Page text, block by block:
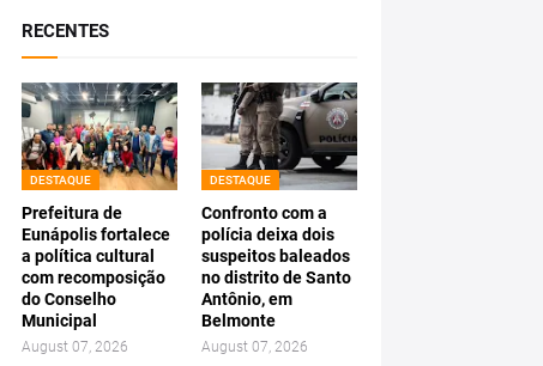
RECENTES
DESTAQUE
Prefeitura de
Eunápolis fortalece
a política cultural
com recomposição
do Conselho
Municipal
August 07, 2026
DESTAQUE
Confronto com a
polícia deixa dois
suspeitos baleados
no distrito de Santo
Antônio, em
Belmonte
August 07, 2026